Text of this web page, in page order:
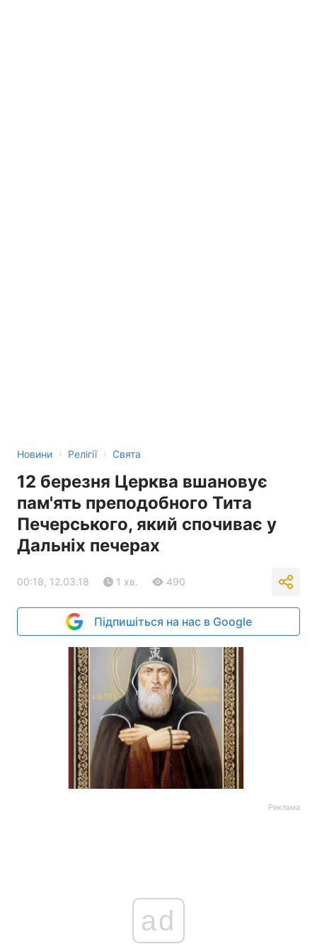
Новини › Релігії › Свята
12 березня Церква вшановує
пам'ять преподобного Тита
Печерського, який спочиває у
Дальніх печерах
00:18, 12.03.18 1 хв. 490
Підпишіться на нас в Google
Реклама
ad